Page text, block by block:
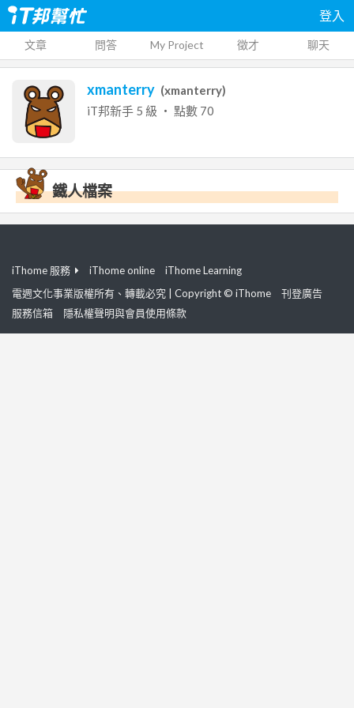
登入
文章 問答 My Project 徵才 聊天
xmanterry (xmanterry)
iT邦新手 5 級 ‧ 點數 70
鐵人檔案
iThome 服務 iThome online
iThome Learning
電週文化事業版權所有、轉載必究 | Copyright © iThome
刊登廣告
服務信箱
隱私權聲明與會員使用條款